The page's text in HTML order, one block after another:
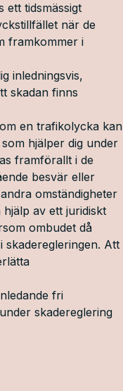
tidsmässigt
när de
framkommer i
inledningsvis,
skadan finns
en trafikolycka kan
hjälper dig under
framförallt i de
besvär eller
omständigheter
av ett juridiskt
ombudet då
Att
fri
skadereglering